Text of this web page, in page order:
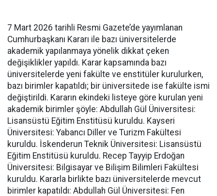
7 Mart 2026 tarihli Resmi Gazete’de yayımlanan
Cumhurbaşkanı Kararı ile bazı üniversitelerde
akademik yapılanmaya yönelik dikkat çeken
değişiklikler yapıldı. Karar kapsamında bazı
üniversitelerde yeni fakülte ve enstitüler kurulurken,
bazı birimler kapatıldı; bir üniversitede ise fakülte ismi
değiştirildi. Kararın ekindeki listeye göre kurulan yeni
akademik birimler şöyle: Abdullah Gül Üniversitesi:
Lisansüstü Eğitim Enstitüsü kuruldu. Kayseri
Üniversitesi: Yabancı Diller ve Turizm Fakültesi
kuruldu. İskenderun Teknik Üniversitesi: Lisansüstü
Eğitim Enstitüsü kuruldu. Recep Tayyip Erdoğan
Üniversitesi: Bilgisayar ve Bilişim Bilimleri Fakültesi
kuruldu. Kararla birlikte bazı üniversitelerde mevcut
birimler kapatıldı: Abdullah Gül Üniversitesi: Fen